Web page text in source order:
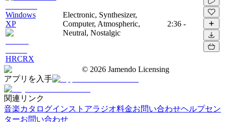
Windows
XP
HRCRX
Electronic, Synthesizer,
Computer, Atmospheric,
Neutral, Nostalgic
2:36 -
© 2026 Jamendo Licensing
アプリを入手
関連リンク
音楽カタログインストアラジオ料金お問い合わせヘルプセン
ターお問い合わせ